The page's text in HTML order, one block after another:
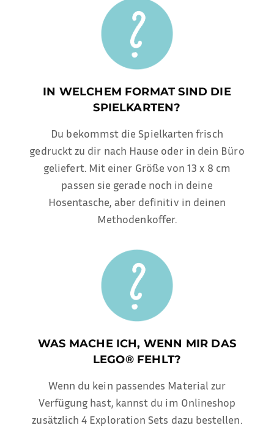
IN WELCHEM FORMAT SIND DIE
SPIELKARTEN?
Du bekommst die Spielkarten frisch
gedruckt zu dir nach Hause oder in dein Büro
geliefert. Mit einer Größe von 13 x 8 cm
passen sie gerade noch in deine
Hosentasche, aber definitiv in deinen
Methodenkoffer.
WAS MACHE ICH, WENN MIR DAS
LEGO® FEHLT?
Wenn du kein passendes Material zur
Verfügung hast, kannst du im Onlineshop
zusätzlich 4 Exploration Sets dazu bestellen.